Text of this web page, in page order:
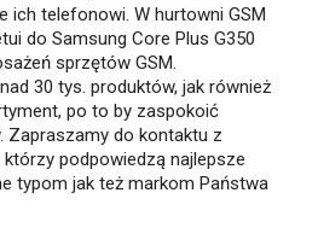
ich telefonowi. W hurtowni GSM
do Samsung Core Plus G350
sprzętów GSM.
30 tys. produktów, jak również
po to by zaspokoić
Zapraszamy do kontaktu z
podpowiedzą najlepsze
typom jak też markom Państwa